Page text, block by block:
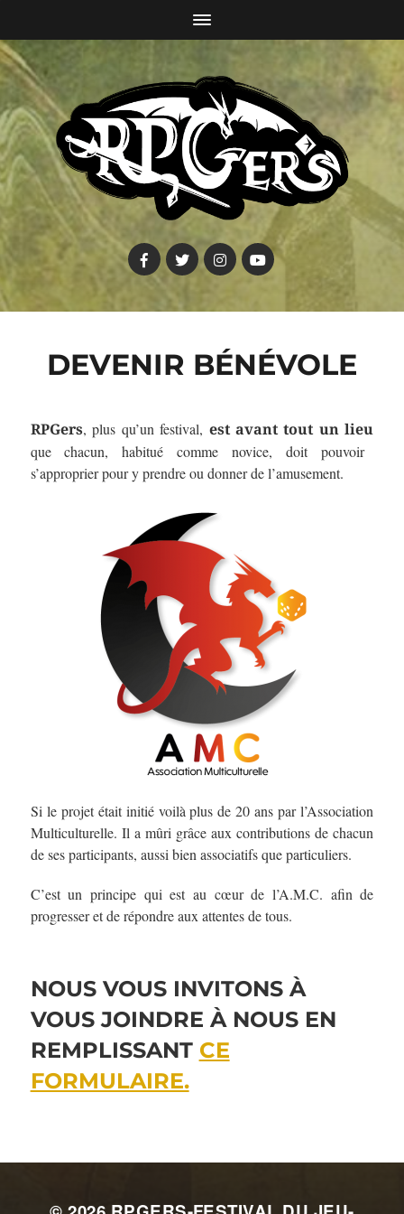
DEVENIR BÉNÉVOLE
RPGers, plus qu’un festival, est avant tout un lieu
que chacun, habitué comme novice, doit pouvoir
s’approprier pour y prendre ou donner de l’amusement.
Si le projet était initié voilà plus de 20 ans par l’Association
Multiculturelle. Il a mûri grâce aux contributions de chacun
de ses participants, aussi bien associatifs que particuliers.
C’est un principe qui est au cœur de l’A.M.C. afin de
progresser et de répondre aux attentes de tous.
NOUS VOUS INVITONS À
VOUS JOINDRE À NOUS EN
REMPLISSANT CE
FORMULAIRE.